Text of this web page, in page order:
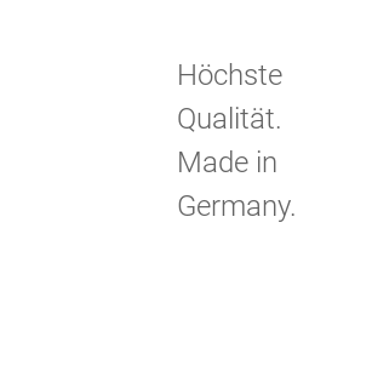
Höchste
Qualität.
Made in
Germany.